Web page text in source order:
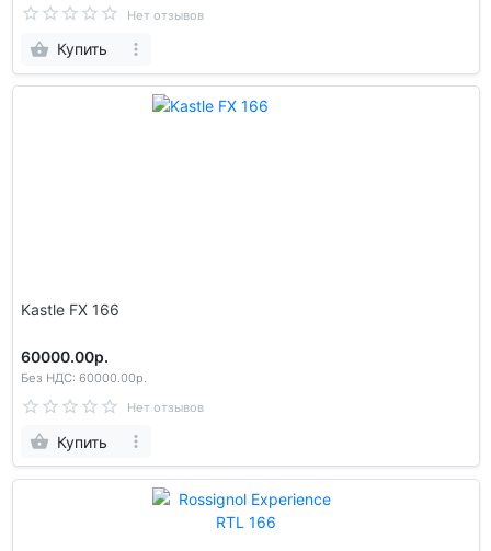
Нет отзывов
Купить
Kastle FX 166
60000.00р.
Без НДС: 60000.00р.
Нет отзывов
Купить